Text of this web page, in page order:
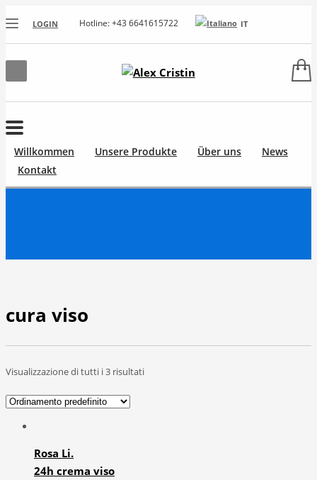
LOGIN Hotline: +43 6641615722 IT
Willkommen Unsere Produkte Über uns
News
Kontakt
cura viso
Visualizzazione di tutti i 3 risultati
Rosa Li.
24h crema viso